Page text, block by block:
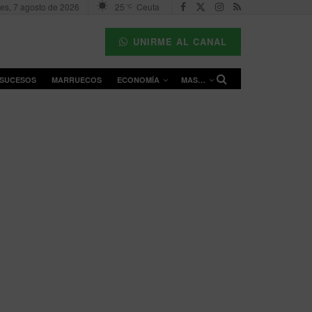
7 agosto de 2026 25 °C Ceuta
UNIRME AL CANAL
MARRUECOS ECONOMÍA MAS…